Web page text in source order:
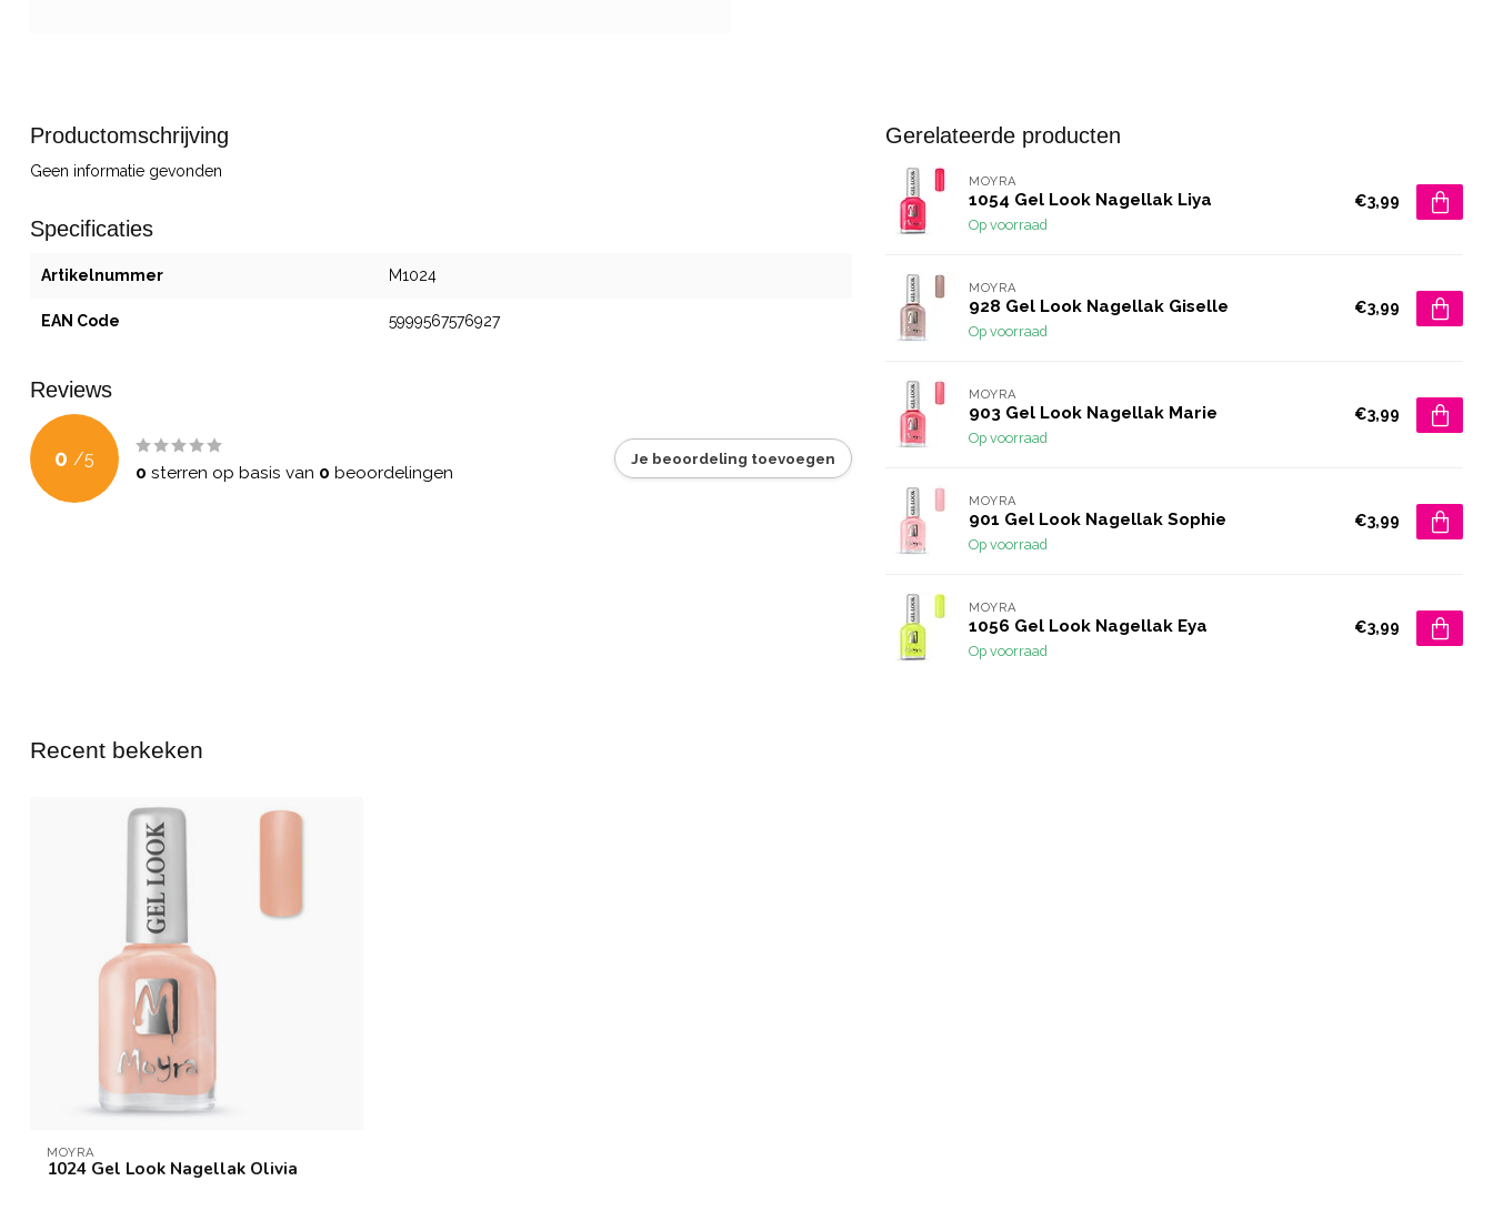
Productomschrijving
Geen informatie gevonden
Specificaties
Artikelnummer M1024
EAN Code 5999567576927
Reviews
0 /5
0 sterren op basis van 0 beoordelingen
Je beoordeling toevoegen
Gerelateerde producten
MOYRA
1054 Gel Look Nagellak Liya
Op voorraad
€3,99
MOYRA
928 Gel Look Nagellak Giselle
Op voorraad
€3,99
MOYRA
903 Gel Look Nagellak Marie
Op voorraad
€3,99
MOYRA
901 Gel Look Nagellak Sophie
Op voorraad
€3,99
MOYRA
1056 Gel Look Nagellak Eya
Op voorraad
€3,99
Recent bekeken
MOYRA
1024 Gel Look Nagellak Olivia